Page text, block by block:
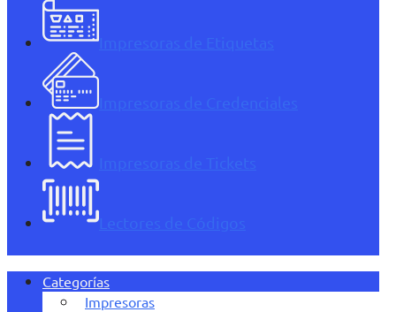
Impresoras de Etiquetas
Impresoras de Credenciales
Impresoras de Tickets
Lectores de Códigos
Categorías
Impresoras